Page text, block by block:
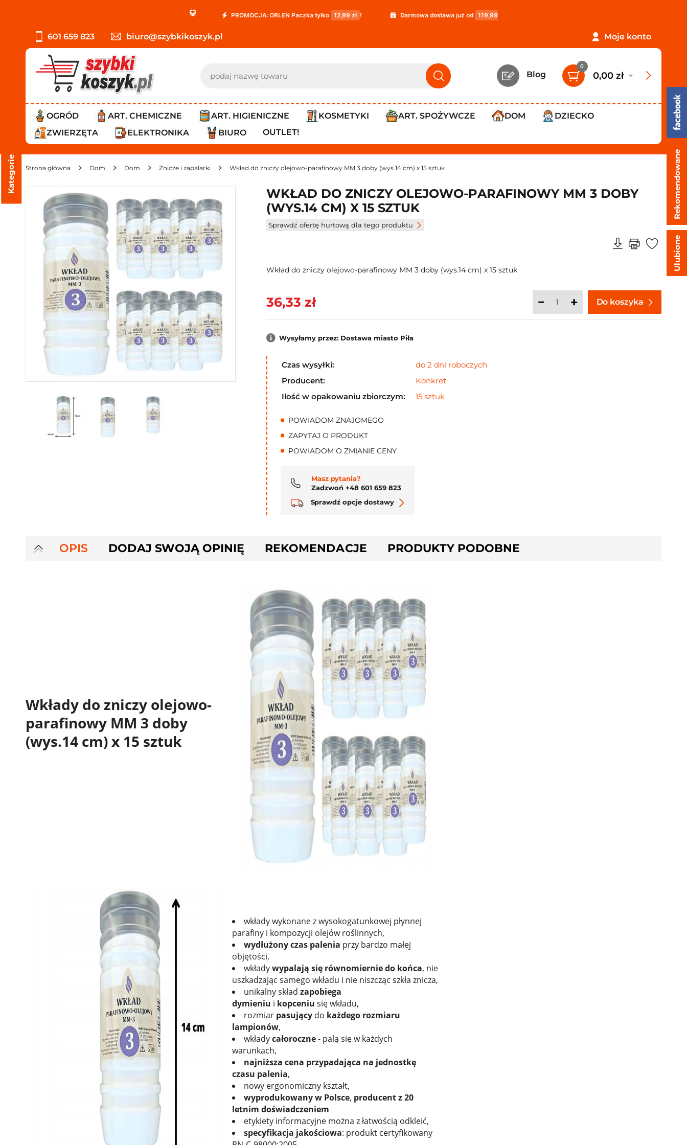
PROMOCJA: ORLEN Paczka tylko 12,99 zł ! Darmowa dostawa już od 119,99 zł ! PROMOCJA: ORLEN Paczka tylko
601 659 823 biuro@szybkikoszyk.pl Moje konto
Blog
0
0,00 zł
OGRÓD ART. CHEMICZNE ART. HIGIENICZNE KOSMETYKI ART. SPOŻYWCZE DOM
DZIECKO
ZWIERZĘTA
ELEKTRONIKA BIURO OUTLET!
Strona główna Dom Dom Znicze i zapalarki Wkład do zniczy olejowo-parafinowy MM 3 doby (wys.14 cm) x 15 sztuk
Kategorie
WKŁAD DO ZNICZY OLEJOWO-PARAFINOWY MM 3 DOBY
(WYS.14 CM) X 15 SZTUK
Sprawdź ofertę hurtową dla tego produktu
Wkład do zniczy olejowo-parafinowy MM 3 doby (wys.14 cm) x 15 sztuk
36,33 zł Do koszyka
Wysyłamy przez: Dostawa miasto Piła
Czas wysyłki:
do 2 dni roboczych
Producent:
Konkret
Ilość w opakowaniu zbiorczym:
15 sztuk
POWIADOM ZNAJOMEGO
ZAPYTAJ O PRODUKT
POWIADOM O ZMIANIE CENY
Masz pytania?
Zadzwoń +48 601 659 823
Sprawdź opcje dostawy
OPIS DODAJ SWOJĄ OPINIĘ REKOMENDACJE PRODUKTY PODOBNE
Wkłady do zniczy olejowo-
parafinowy MM 3 doby
(wys.14 cm) x 15 sztuk
wkłady wykonane z wysokogatunkowej płynnej
parafiny i kompozycji olejów roślinnych,
wydłużony czas palenia przy bardzo małej
objętości,
wkładywypalają się równomiernie do końca, nie
uszkadzając samego wkładu i nie niszcząc szkła znicza,
unikalny składzapobiega
dymieniu i kopceniu się wkładu,
rozmiar pasujący do każdego rozmiaru
lampionów,
wkładycałoroczne- palą się w każdych
warunkach,
najniższa cena przypadająca na jednostkę
czasu palenia,
nowy ergonomiczny kształt,
wyprodukowany w Polsce, producent z 20
letnim doświadczeniem
etykiety informacyjne można z łatwością odkleić,
specyfikacja jakościowa: produkt certyfikowany
Rekomendowane
Ulubione